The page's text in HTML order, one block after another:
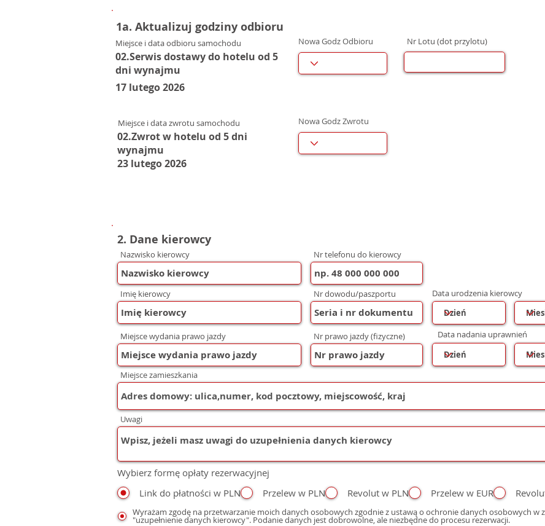
1a. Aktualizuj godziny odbioru
Miejsce i data odbioru samochodu
02.Serwis dostawy do hotelu od 5
dni wynajmu
17 lutego 2026
Nowa Godz Odbioru Nr Lotu (dot przylotu)
Miejsce i data zwrotu samochodu
02.Zwrot w hotelu od 5 dni
wynajmu
23 lutego 2026
Nowa Godz Zwrotu
2. Dane kierowcy
Nazwisko kierowcy
Imię kierowcy
Nr telefonu do kierowcy
Nr dowodu/paszportu Data urodzenia kierowcy
Miejsce wydania prawo jazdy Nr prawo jazdy (fizyczne) Data nadania uprawnień
Miejsce zamieszkania
Uwagi
Wybierz formę opłaty rezerwacyjnej
Link do płatności w PLN
Przelew w PLN Revolut w PLN Przelew w EUR
Wyrażam zgodę na przetwarzanie moich danych osobowych zgodnie z ustawą o ochronie danych osobowych w
"uzupełnienie danych kierowcy". Podanie danych jest dobrowolne, ale niezbędne do procesu rezerwacji.